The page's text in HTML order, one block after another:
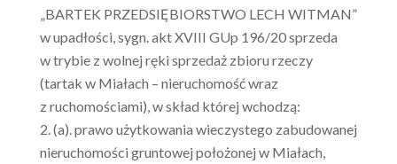
„BARTEK PRZEDSIĘBIORSTWO LECH WITMAN”
w upadłości, sygn. akt XVIII GUp 196/20 sprzeda
w trybie z wolnej ręki sprzedaż zbioru rzeczy
(tartak w Miałach – nieruchomość wraz
z ruchomościami), w skład której wchodzą:
(a). prawo użytkowania wieczystego zabudowanej
nieruchomości gruntowej położonej w Miałach,